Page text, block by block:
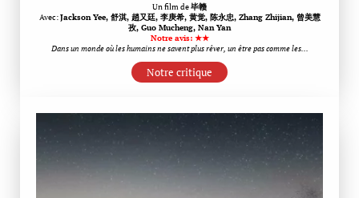
Un film de毕赣
Avec:Jackson Yee, 舒淇, 趙又廷, 李庚希, 黄觉, 陈永忠, Zhang Zhijian, 曾美慧
孜, Guo Mucheng, Nan Yan
Notre avis: ★★
Dans un monde où les humains ne savent plus rêver, un être pas comme les…
Notre critique